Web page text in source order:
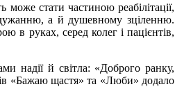
стати частиною реабілітації,
а й душевному зціленню.
в руках, серед колег і пацієнтів,
надії й світла: «Доброго ранку,
«Бажаю щастя» та «Люби» додало